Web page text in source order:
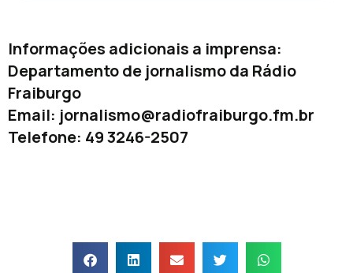
Informações adicionais a imprensa:
Departamento de jornalismo da Rádio
Fraiburgo
Email: jornalismo@radiofraiburgo.fm.br
Telefone: 49 3246-2507